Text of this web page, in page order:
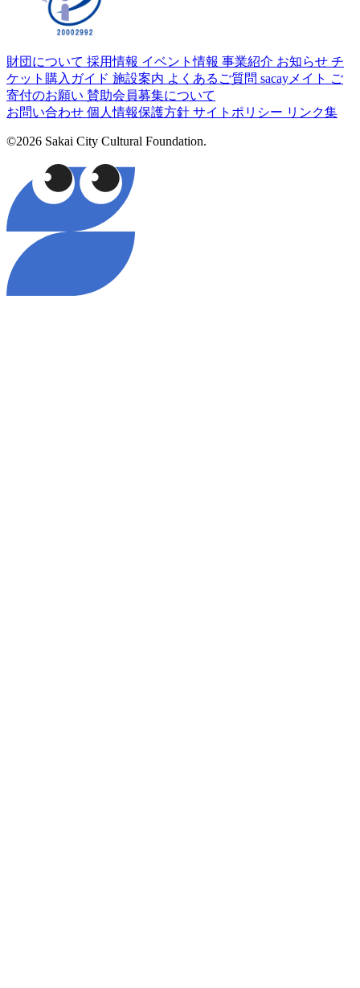
財団について 採用情報 イベント情報 事業紹介 お知らせ チ
ケット購入ガイド 施設案内 よくあるご質問 sacayメイト ご
寄付のお願い 賛助会員募集について
お問い合わせ 個人情報保護方針 サイトポリシー リンク集
©2026 Sakai City Cultural Foundation.